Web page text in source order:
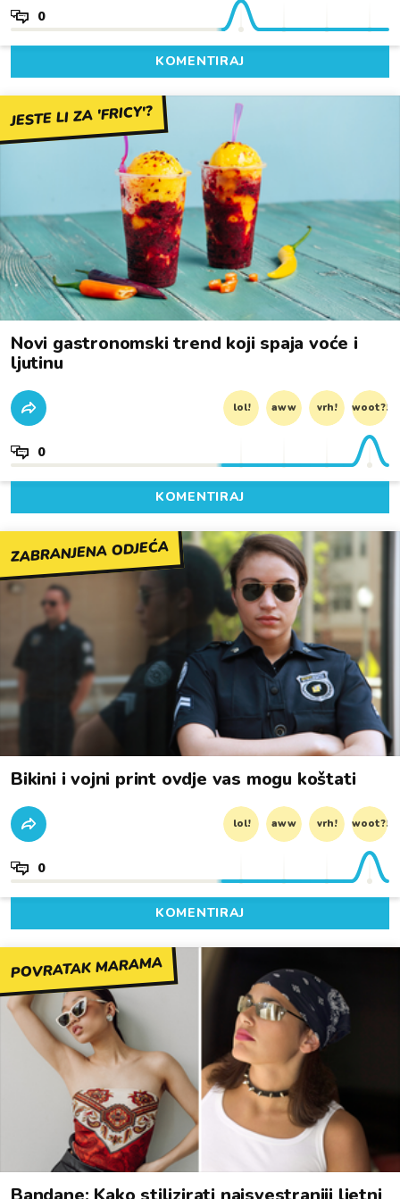
0
KOMENTIRAJ
JESTE LI ZA 'FRICY'?
Novi gastronomski trend koji spaja voće i
ljutinu
lol! aww vrh! woot?!
0
KOMENTIRAJ
ZABRANJENA ODJEĆA
Bikini i vojni print ovdje vas mogu koštati
lol! aww vrh! woot?!
0
KOMENTIRAJ
POVRATAK MARAMA